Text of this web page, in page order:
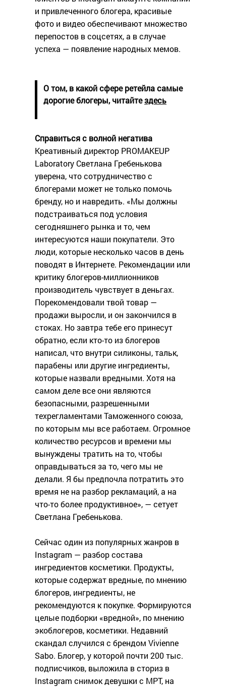
и привлеченного блогера, красивые
фото и видео обеспечивают множество
перепостов в соцсетях, а в случае
успеха — появление народных мемов.
О том, в какой сфере ретейла самые
дорогие блогеры, читайтездесь
Справиться с волной негатива
Креативный директор PROMAKEUP
Laboratory Светлана Гребенькова
уверена, что сотрудничество с
блогерами может не только помочь
бренду, но и навредить. «Мы должны
подстраиваться под условия
сегодняшнего рынка и то, чем
интересуются наши покупатели. Это
люди, которые несколько часов в день
поводят в Интернете. Рекомендации или
критику блогеров-миллионников
производитель чувствует в деньгах.
Порекомендовали твой товар —
продажи выросли, и он закончился в
стоках. Но завтра тебе его принесут
обратно, если кто-то из блогеров
написал, что внутри силиконы, тальк,
парабены или другие ингредиенты,
которые назвали вредными. Хотя на
самом деле все они являются
безопасными, разрешенными
техрегламентами Таможенного союза,
по которым мы все работаем. Огромное
количество ресурсов и времени мы
вынуждены тратить на то, чтобы
оправдываться за то, чего мы не
делали. Я бы предпочла потратить это
время не на разбор рекламаций, а на
что-то более продуктивное», — сетует
Светлана Гребенькова.
Сейчас один из популярных жанров в
Instagram — разбор состава
ингредиентов косметики. Продукты,
которые содержат вредные, по мнению
блогеров, ингредиенты, не
рекомендуются к покупке. Формируются
целые подборки «вредной», по мнению
экоблогеров, косметики. Недавний
скандал случился с брендом Vivienne
Sabo. Блогер, у которой почти 200 тыс.
подписчиков, выложила в сториз в
Instagram снимок девушки с МРТ, на